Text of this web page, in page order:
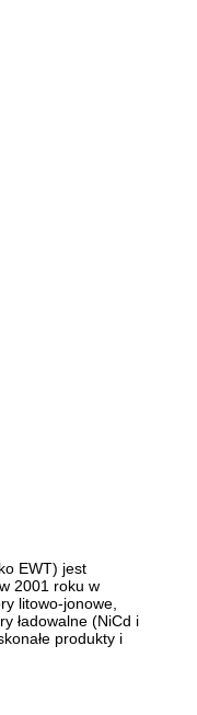
EWT) jest
2001 roku w
litowo-jonowe,
ładowalne (NiCd i
produkty i